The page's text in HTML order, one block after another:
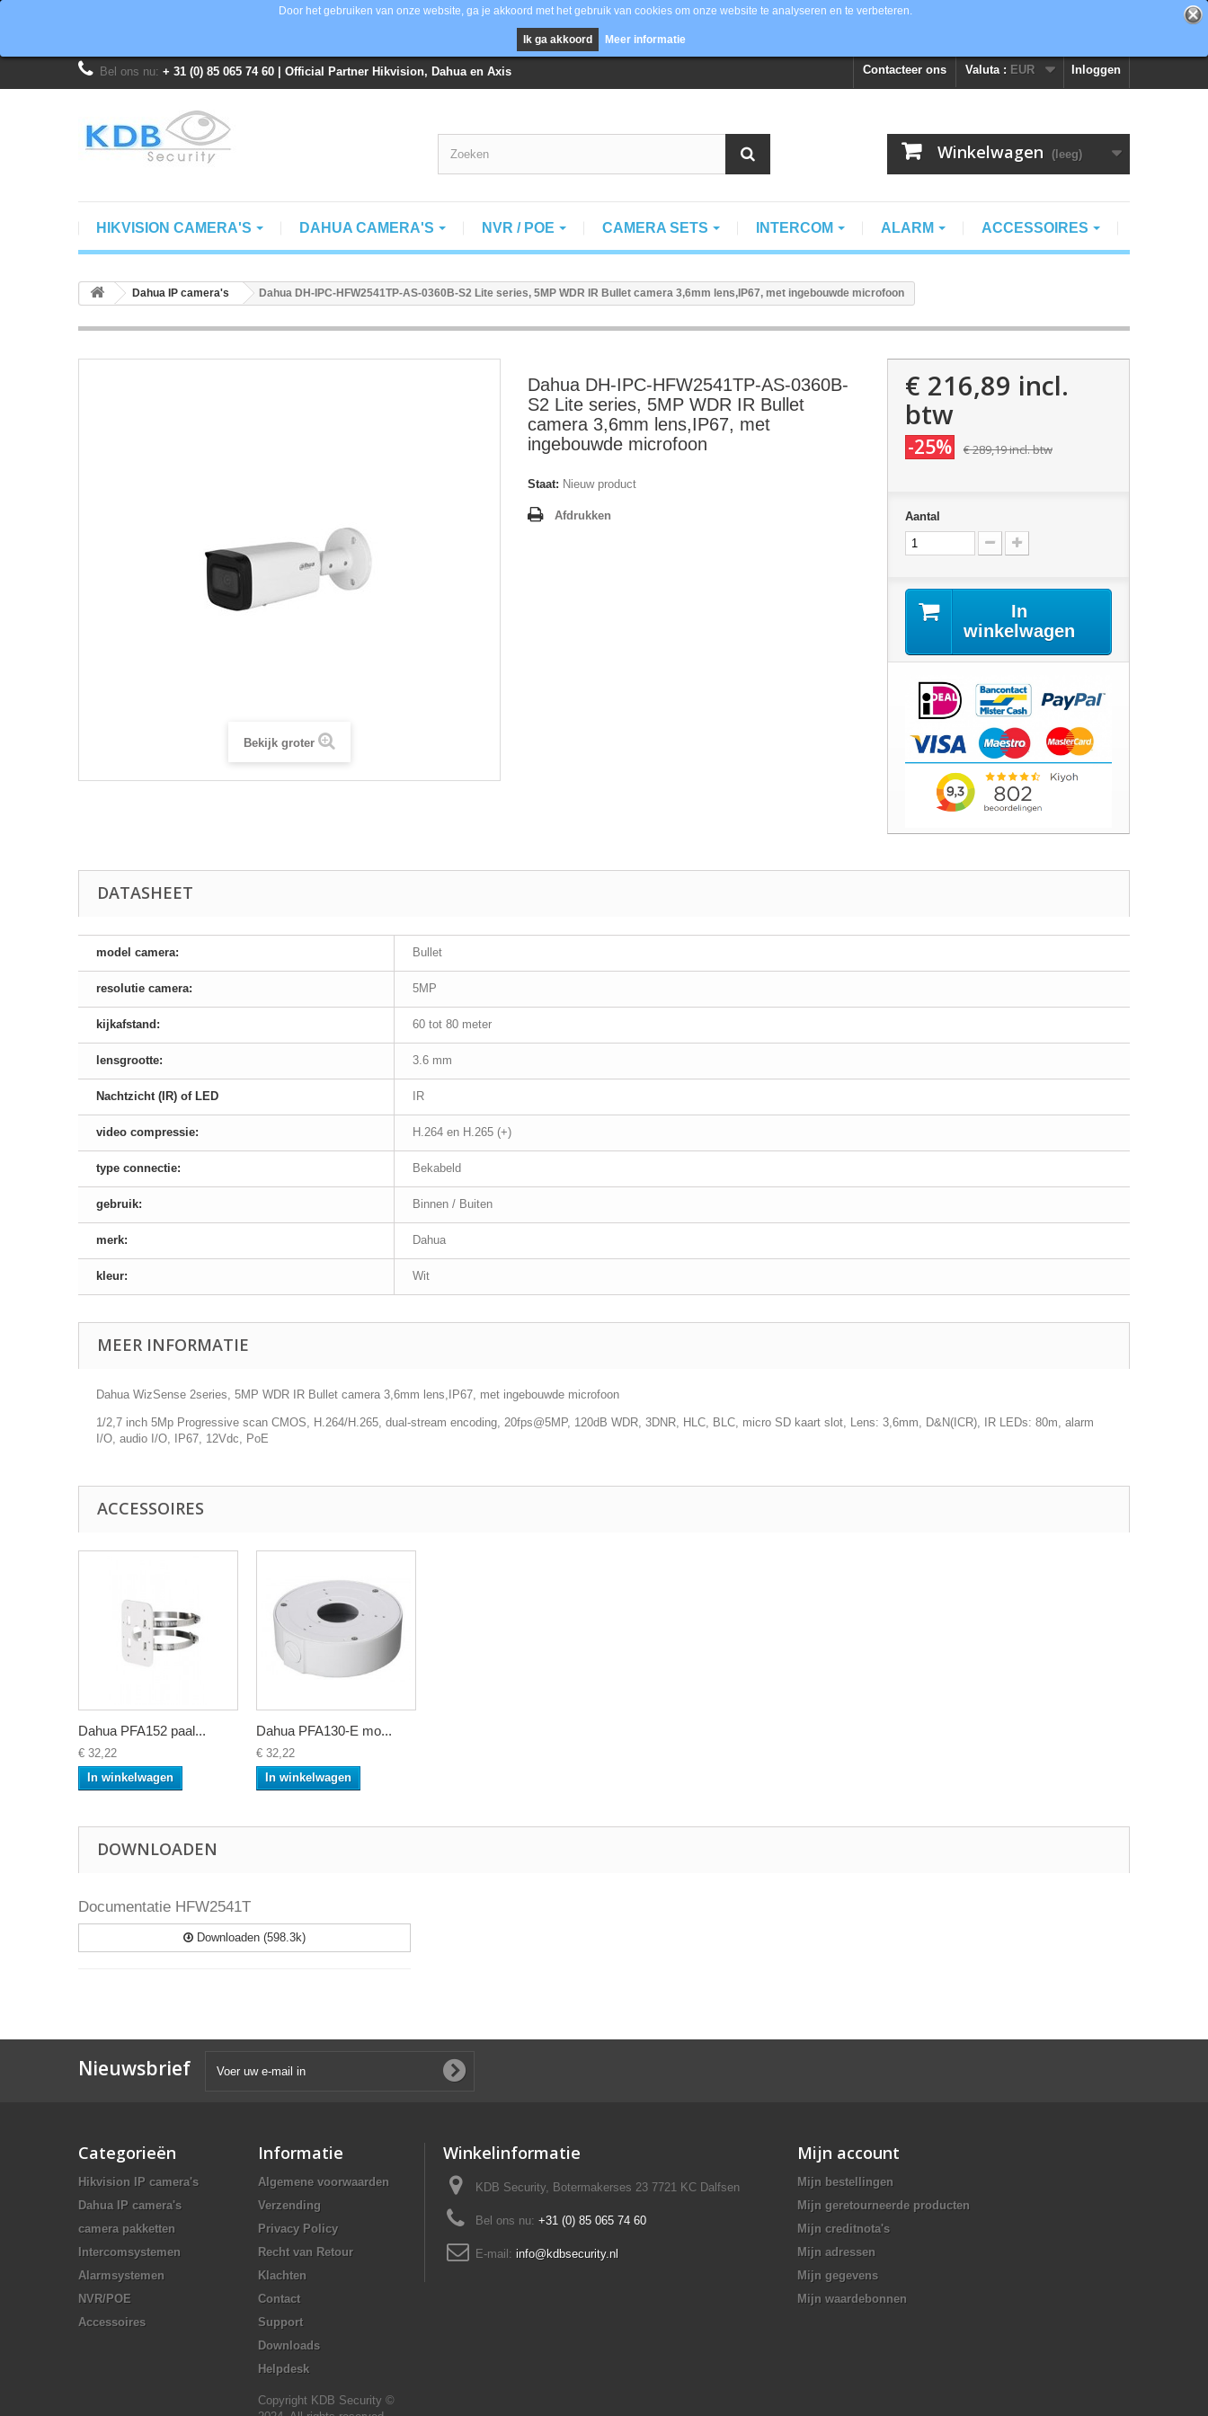
Inloggen
Valuta : EUR
Contacteer ons
Bel ons nu: + 31 (0) 85 065 74 60 | Official Partner Hikvision, Dahua en Axis
Winkelwagen (leeg)
Door het gebruiken van onze website, ga je akkoord met het gebruik van cookies om onze website te analyseren en te verbeteren.
Ik ga akkoord Meer informatie
HIKVISION CAMERA'S DAHUA CAMERA'S NVR / POE CAMERA SETS INTERCOM ALARM ACCESSOIRES
Dahua IP camera's Dahua DH-IPC-HFW2541TP-AS-0360B-S2 Lite series, 5MP WDR IR Bullet camera 3,6mm lens,IP67, met ingebouwde microfoon
Bekijk groter
Dahua DH-IPC-HFW2541TP-AS-0360B-
S2 Lite series, 5MP WDR IR Bullet
camera 3,6mm lens,IP67, met
ingebouwde microfoon
Staat: Nieuw product
Afdrukken
€ 216,89 incl.
btw
-25% € 289,19incl. btw
Aantal
In
winkelwagen
DATASHEET
model camera: Bullet
resolutie camera: 5MP
kijkafstand: 60 tot 80 meter
lensgrootte: 3.6 mm
Nachtzicht (IR) of LED IR
video compressie: H.264 en H.265 (+)
type connectie: Bekabeld
gebruik: Binnen / Buiten
merk: Dahua
kleur: Wit
MEER INFORMATIE
Dahua WizSense 2series, 5MP WDR IR Bullet camera 3,6mm lens,IP67, met ingebouwde microfoon
1/2,7 inch 5Mp Progressive scan CMOS, H.264/H.265, dual-stream encoding, 20fps@5MP, 120dB WDR, 3DNR, HLC, BLC, micro SD kaart slot, Lens: 3,6mm, D&N(ICR), IR LEDs: 80m, alarm
I/O, audio I/O, IP67, 12Vdc, PoE
ACCESSOIRES
Dahua PFA152 paal...
€ 32,22
In winkelwagen
Dahua PFA130-E mo...
€ 32,22
In winkelwagen
DOWNLOADEN
Documentatie HFW2541T
Downloaden (598.3k)
Nieuwsbrief
Categorieën
Hikvision IP camera's
Dahua IP camera's
camera pakketten
Intercomsystemen
Alarmsystemen
NVR/POE
Accessoires
Informatie
Algemene voorwaarden
Verzending
Privacy Policy
Recht van Retour
Klachten
Contact
Support
Downloads
Helpdesk
Copyright KDB Security ©
Winkelinformatie
KDB Security, Botermakerses 23 7721 KC Dalfsen
Bel ons nu: +31 (0) 85 065 74 60
E-mail: info@kdbsecurity.nl
Mijn account
Mijn bestellingen
Mijn geretourneerde producten
Mijn creditnota's
Mijn adressen
Mijn gegevens
Mijn waardebonnen